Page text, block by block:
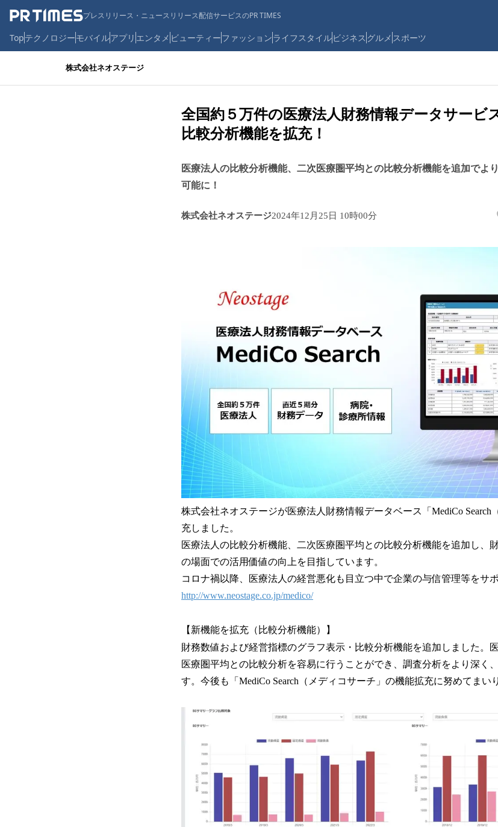
プレスリリース・ニュースリリース配信サービスのPR TIMES
Topテクノロジーモバイルアプリ エンタメ ビューティーファッションライフスタイルビジネス グルメ スポーツ
株式会社ネオステージ
全国約５万件の医療法人財務情報データサービ
比較分析機能を拡充！
医療法人の比較分析機能、二次医療圏平均との比較分析機能を追加でよ
可能に！
株式会社ネオステージ2024年12月25日 10時00分
株式会社ネオステージが医療法人財務情報データベース「MediCo
充しました。
医療法人の比較分析機能、二次医療圏平均との比較分析機能を追加し、
の場面での活用価値の向上を目指しています。
コロナ禍以降、医療法人の経営悪化も目立つ中で企業の与信管理等をサポ
http://www.neostage.co.jp/medico/
【新機能を拡充（比較分析機能）】
財務数値および経営指標のグラフ表示・比較分析機能を追加しました。
医療圏平均との比較分析を容易に行うことができ、調査分析をより深く
す。今後も「MediCo Search（メディコサーチ」の機能拡充に努めてまい